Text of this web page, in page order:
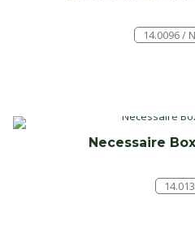
14.0096 /
Necessaire